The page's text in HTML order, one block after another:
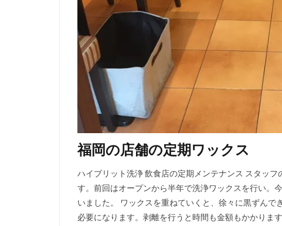
福岡の店舗の定期ワックス
ハイブリット洗浄 飲食店の定期メンテナンス スタッ
す。前回はオープンから半年で洗浄ワックスを行い。
いました。 ワックスを重ねていくと、徐々に黒ずん
必要になります。剥離を行うと時間も金額もかかりま